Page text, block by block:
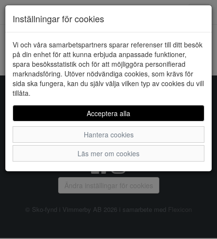
HEM VERO MODA
Kunde inte hitta några artiklar...
Inställningar för cookies
Vi och våra samarbetspartners sparar referenser till ditt besök
på din enhet för att kunna erbjuda anpassade funktioner,
spara besöksstatistik och för att möjliggöra personifierad
marknadsföring. Utöver nödvändiga cookies, som krävs för
sida ska fungera, kan du själv välja vilken typ av cookies du vill
tillåta.
Acceptera alla
Hantera cookies
Läs mer om cookies
Sko-fynd i Vimmerby AB
S:t Torget 2, 598 21 VIMMERBY, Telefon:
| Om oss Kontakta oss
Ändra inställingar för cookies
© Sko-fynd i Vimmerby AB 2026 i samarbete med Flexicon